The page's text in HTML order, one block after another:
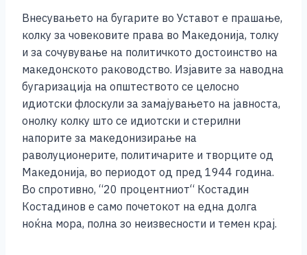
Внесувањето на бугарите во Уставот е прашање,
колку за човековите права во Македонија, толку
и за сочувување на политичкото достоинство на
македонското раководство. Изјавите за наводна
бугаризација на општеството се целосно
идиотски флоскули за замајувањето на јавноста,
онолку колку што се идиотски и стерилни
напорите за македонизирање на
раволуционерите, политичарите и творците од
Македонија, во периодот од пред 1944 година.
Во спротивно, “20 процентниот“ Костадин
Костадинов е само почетокот на една долга
ноќна мора, полна зо неизвесности и темен крај.